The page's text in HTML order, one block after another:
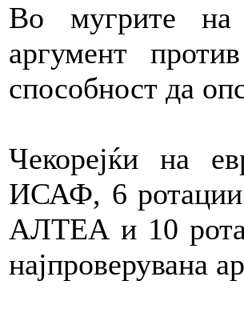
Во мугрите на
аргумент
способност да
Чекорејќи на
ИСАФ, 6 ротации
АЛТЕА и 10
најпроверувана